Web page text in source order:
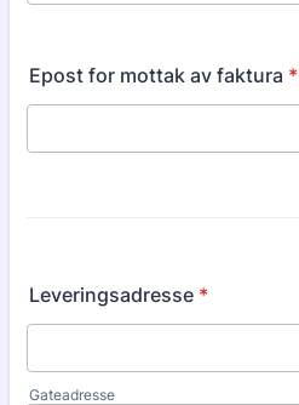
Epost for mottak av faktura *
Leveringsadresse *
Gateadresse